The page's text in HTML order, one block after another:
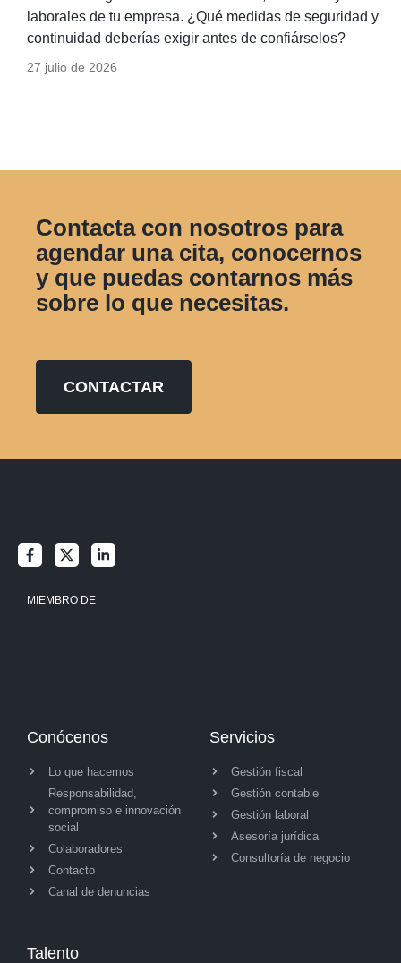
laborales de tu empresa. ¿Qué medidas de seguridad y
continuidad deberías exigir antes de confiárselos?
27 julio de 2026
Contacta con nosotros para
agendar una cita, conocernos
y que puedas contarnos más
sobre lo que necesitas.
CONTACTAR
MIEMBRO DE
Conócenos
Lo que hacemos
Responsabilidad,
compromiso e innovación
social
Colaboradores
Contacto
Canal de denuncias
Servicios
Gestión fiscal
Gestión contable
Gestión laboral
Asesoría jurídica
Consultoría de negocio
Talento